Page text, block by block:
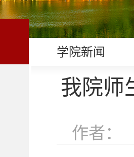
学院新闻
我院师
作者：